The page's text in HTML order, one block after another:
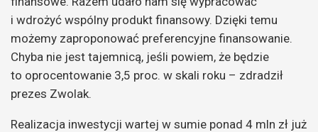
i wdrożyć wspólny produkt finansowy. Dzięki temu
możemy zaproponować preferencyjne finansowanie.
Chyba nie jest tajemnicą, jeśli powiem, że będzie
to oprocentowanie 3,5 proc. w skali roku – zdradził
prezes Zwolak.
Realizacja inwestycji wartej w sumie ponad 4 mln zł już